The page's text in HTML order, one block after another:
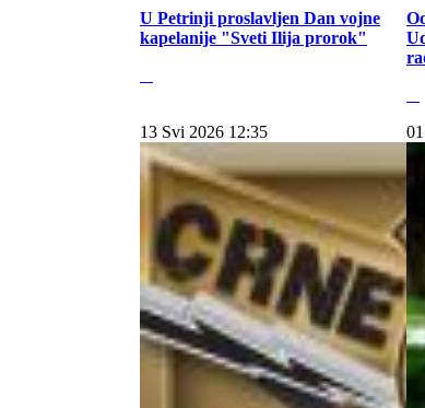
U Petrinji proslavljen Dan vojne
kapelanije "Sveti Ilija prorok"
13 Svi 2026 12:35